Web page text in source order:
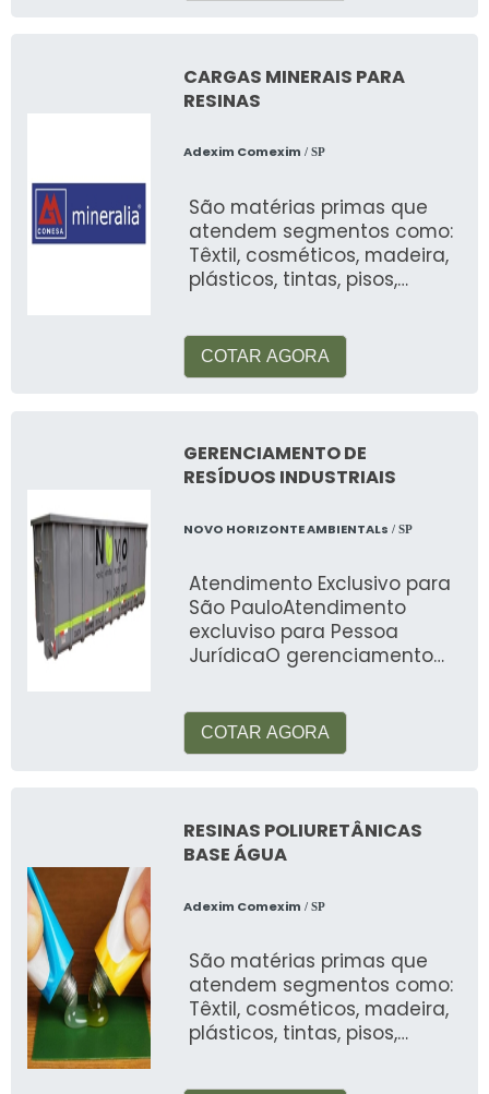
CARGAS MINERAIS PARA
RESINAS
Adexim Comexim / SP
São matérias primas que
atendem segmentos como:
Têxtil, cosméticos, madeira,
plásticos, tintas, pisos,
COTAR AGORA
GERENCIAMENTO DE
RESÍDUOS INDUSTRIAIS
NOVO HORIZONTE AMBIENTALs / SP
Atendimento Exclusivo para
São PauloAtendimento
excluviso para Pessoa
JurídicaO gerenciamento
COTAR AGORA
RESINAS POLIURETÂNICAS
BASE ÁGUA
Adexim Comexim / SP
São matérias primas que
atendem segmentos como:
Têxtil, cosméticos, madeira,
plásticos, tintas, pisos,